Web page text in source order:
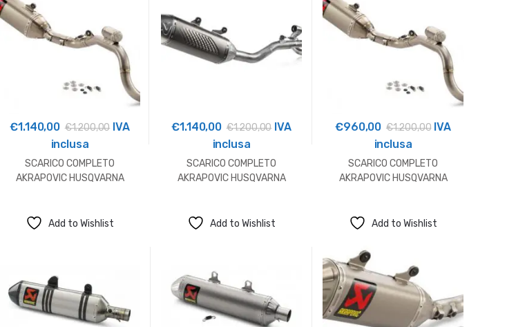
€1.140,00 €1.200,00 IVA
inclusa
SCARICO COMPLETO
AKRAPOVIC HUSQVARNA
€1.140,00 €1.200,00 IVA
inclusa
SCARICO COMPLETO
AKRAPOVIC HUSQVARNA
€960,00 €1.200,00IVA
inclusa
SCARICO COMPLETO
AKRAPOVIC HUSQVARNA
Add to Wishlist Add to Wishlist Add to Wishlist